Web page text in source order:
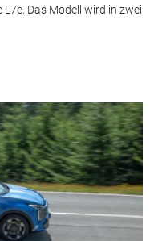
Das Modell wird in zwei